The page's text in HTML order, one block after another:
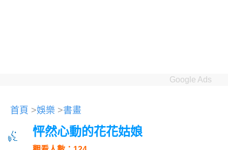
Google Ads
首頁 >娛樂 >書畫
怦然心動的花花姑娘